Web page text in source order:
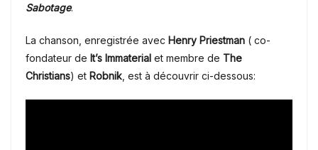
Sabotage.
La chanson, enregistrée avec Henry Priestman ( co-
fondateur de It’s Immaterial et membre de The
Christians) et Robnik , est à découvrir ci-dessous: